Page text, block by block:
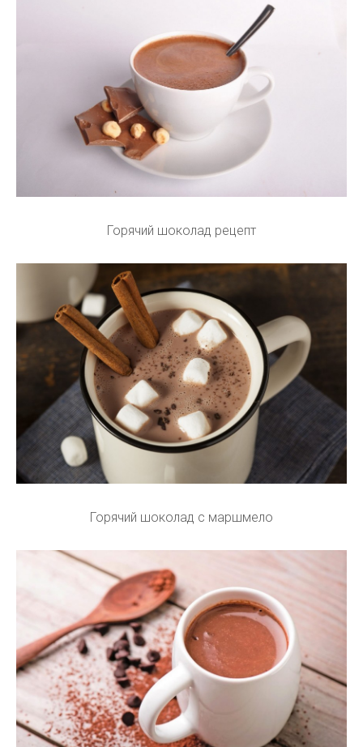
Горячий шоколад рецепт
Горячий шоколад с маршмело